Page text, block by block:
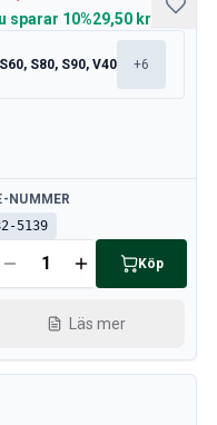
sparar 10%29,50 kr
S60, S80, S90, V40 +6
NUMMER
5139
Köp
Läs mer